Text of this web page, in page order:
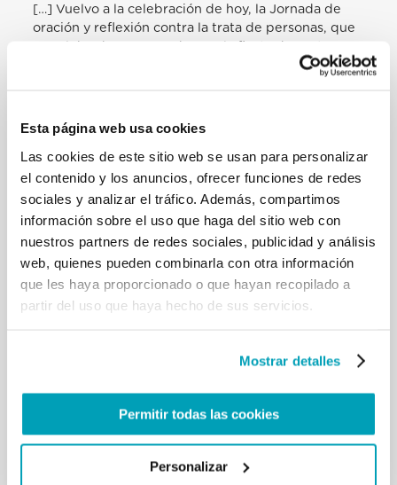
Esta página web usa cookies
Las cookies de este sitio web se usan para personalizar
el contenido y los anuncios, ofrecer funciones de redes
sociales y analizar el tráfico. Además, compartimos
información sobre el uso que haga del sitio web con
nuestros partners de redes sociales, publicidad y análisis
web, quienes pueden combinarla con otra información
que les haya proporcionado o que hayan recopilado a
partir del uso que haya hecho de sus servicios.
Mostrar detalles
Permitir todas las cookies
Personalizar
[…] Vuelvo a la celebración de hoy, la Jornada de
oración y reflexión contra la trata de personas, que
Josefina Bakhita [muestra un folleto que habla de
la fe, y terminó llegando como migrante a Europa.
Y allí ella sintió la llamada del Señor y se hizo
religiosa. Recemos a santa Josefina Bakhita por
todos los migrantes, los refugiados, los explotados
que sufren mucho, mucho.
Y hablado de migrantes expulsados, explotados, yo
por nuestros hermanos y hermanas rohinyás:
expulsados de Myanmar, van de una parte a otra
porque no les quieren… Es gente buena, gente
pacífica. ¡No son cristianos, son buenos, son
sencillamente porque llevan adelante sus
en los Cielos, todos juntos, por nuestros hermanos y
hermanas rohinyás. [Oración del Padre Nuestro]
aplauso a santa Josefina Bakhita!